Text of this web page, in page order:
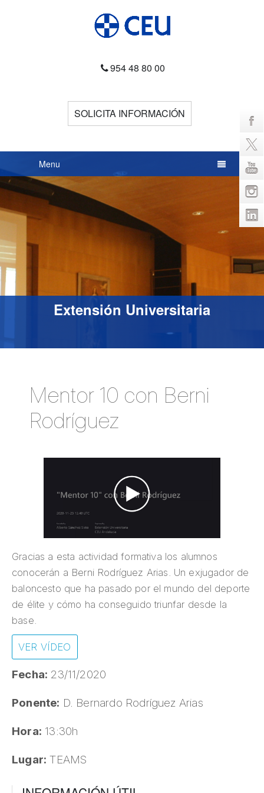
954 48 80 00
SOLICITA INFORMACIÓN
Menu
Extensión Universitaria
Mentor 10 con Berni
Rodríguez
Gracias a esta actividad formativa los alumnos
conocerán a Berni Rodríguez Arias. Un exjugador de
baloncesto que ha pasado por el mundo del deporte
de élite y cómo ha conseguido triunfar desde la
base.
VER VÍDEO
Fecha: 23/11/2020
Ponente: D. Bernardo Rodríguez Arias
Hora: 13:30h
Lugar: TEAMS